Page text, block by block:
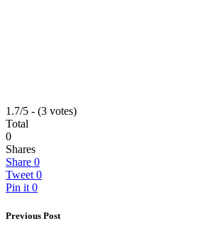
1.7/5 - (3 votes)
Total
0
Shares
Share 0
Tweet 0
Pin it 0
Previous Post